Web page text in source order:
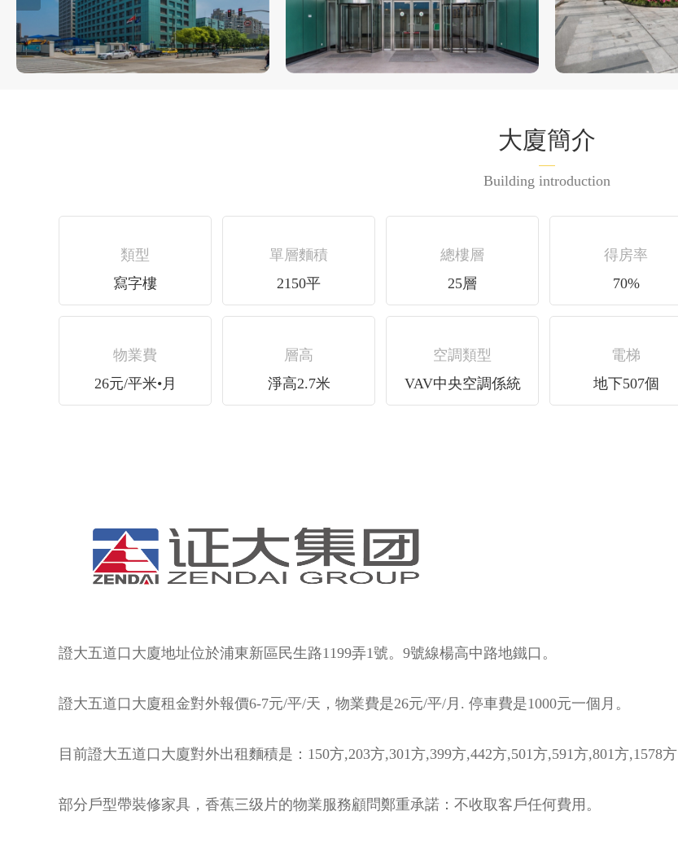
大廈簡介
Building introduction
類型
寫字樓
單層麵積
2150平
總樓層
25層
得房率
70%
物業費
26元/平米•月
層高
淨高2.7米
空調類型
VAV中央空調係統
電梯
地下507個
證大五道口大廈地址位於浦東新區民生路1199弄1號。9號線楊高中路地鐵口。
證大五道口 大廈租金對外報價6-7元/平/天，物業費是26元/平/月. 停車費是1000元一個月。
目前證大五道口 大廈對外出租麵積是：150方,203方,301方,399方,442方,501方,591方,801方,1578方
部分戶型帶裝修家具，香蕉三级片的物業服務顧問鄭重承諾：不收取客戶任何費用。